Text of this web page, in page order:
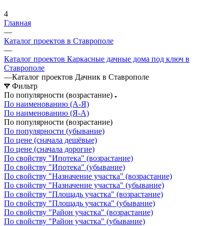
4
Главная
—
Каталог проектов в Ставрополе
—
Каталог проектов Каркасные дачные дома под ключ в
Ставрополе
—Каталог проектов Дачник в Ставрополе
Фильтр
По популярности (возрастание)
По наименованию (А-Я)
По наименованию (Я-А)
По популярности (возрастание)
По популярности (убывание)
По цене (сначала дешёвые)
По цене (сначала дорогие)
По свойству "Ипотека" (возрастание)
По свойству "Ипотека" (убывание)
По свойству "Назначение участка" (возрастание)
По свойству "Назначение участка" (убывание)
По свойству "Площадь участка" (возрастание)
По свойству "Площадь участка" (убывание)
По свойству "Район участка" (возрастание)
По свойству "Район участка" (убывание)